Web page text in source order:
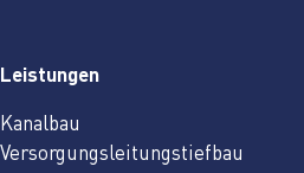
Leistungen
Kanalbau
Versorgungsleitungstiefbau